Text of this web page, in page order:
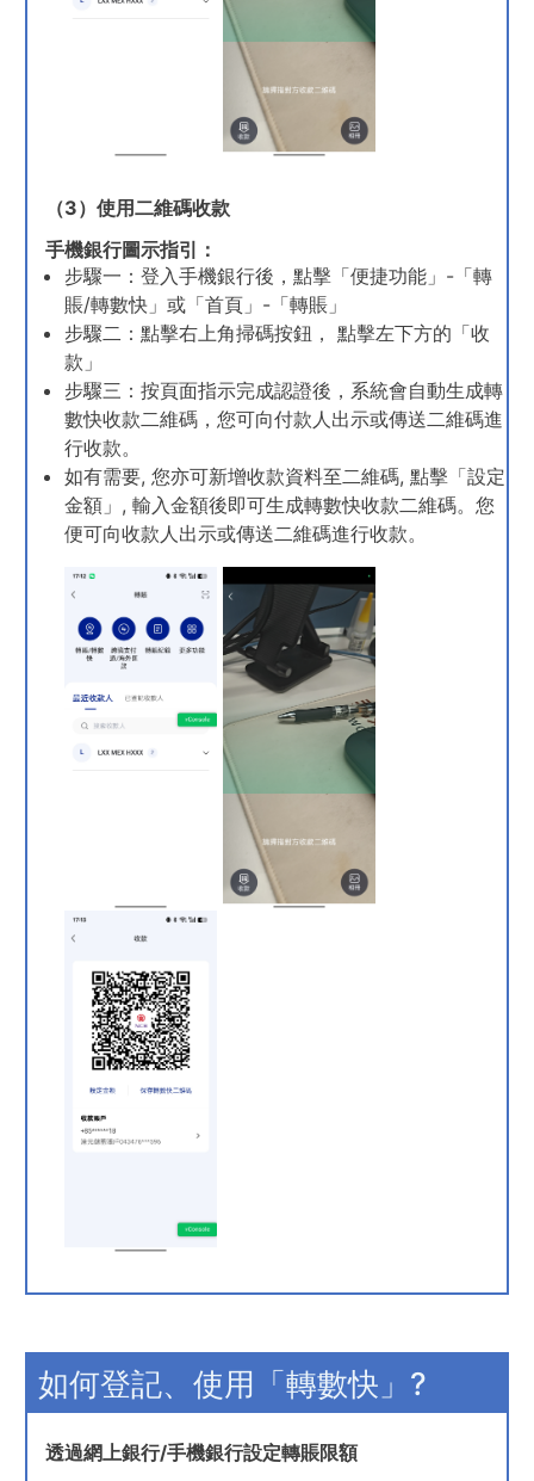
（3）使用二維碼收款
手機銀行圖示指引：
步驟一：登入手機銀行後，點擊「便捷功能」-「轉
賬/轉數快」或「首頁」-「轉賬」
步驟二：點擊右上角掃碼按鈕， 點擊左下方的「收
款」
步驟三：按頁面指示完成認證後，系統會自動生成轉
數快收款二維碼，您可向付款人出示或傳送二維碼進
行收款。
如有需要, 您亦可新增收款資料至二維碼, 點擊「設定
金額」, 輸入金額後即可生成轉數快收款二維碼。您
便可向收款人出示或傳送二維碼進行收款。
如何登記、使用「轉數快」?
透過網上銀行/手機銀行設定轉賬限額